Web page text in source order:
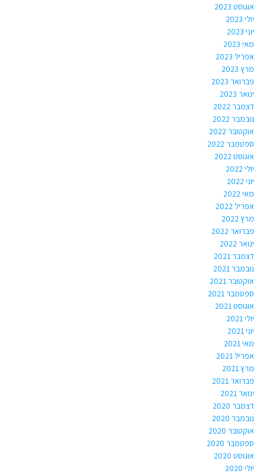
אוגוסט 2023
יולי 2023
יוני 2023
מאי 2023
אפריל 2023
מרץ 2023
פברואר 2023
ינואר 2023
דצמבר 2022
נובמבר 2022
אוקטובר 2022
ספטמבר 2022
אוגוסט 2022
יולי 2022
יוני 2022
מאי 2022
אפריל 2022
מרץ 2022
פברואר 2022
ינואר 2022
דצמבר 2021
נובמבר 2021
אוקטובר 2021
ספטמבר 2021
אוגוסט 2021
יולי 2021
יוני 2021
מאי 2021
אפריל 2021
מרץ 2021
פברואר 2021
ינואר 2021
דצמבר 2020
נובמבר 2020
אוקטובר 2020
ספטמבר 2020
אוגוסט 2020
יולי 2020